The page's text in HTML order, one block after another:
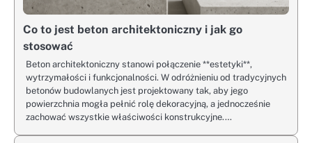
Co to jest beton architektoniczny i jak go
stosować
Beton architektoniczny stanowi połączenie **estetyki**,
wytrzymałości i funkcjonalności. W odróżnieniu od tradycyjnych
betonów budowlanych jest projektowany tak, aby jego
powierzchnia mogła pełnić rolę dekoracyjną, a jednocześnie
zachować wszystkie właściwości konstrukcyjne.…